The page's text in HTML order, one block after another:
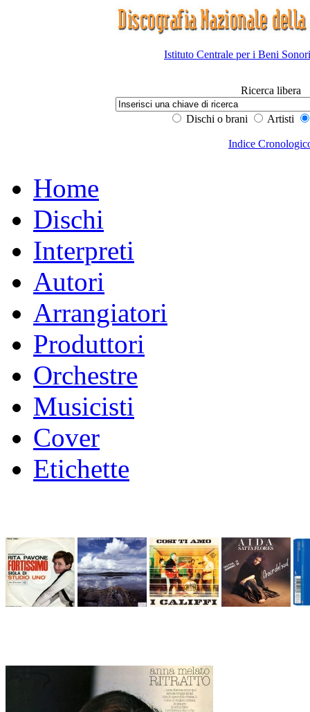
Istituto Centrale per i Beni
Ricerca libera
Dischi o brani Artisti
Indice
Home
Dischi
Interpreti
Autori
Arrangiatori
Produttori
Orchestre
Musicisti
Cover
Etichette